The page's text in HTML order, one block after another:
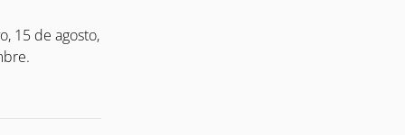
15 de agosto,